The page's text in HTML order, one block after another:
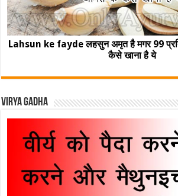
Lahsun ke fayde लहसुन अमृत है मगर 99
कैसे खाना है ये
Virya Gadha